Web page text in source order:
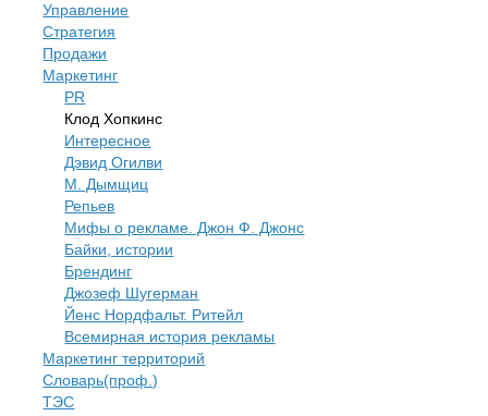
Управление
Стратегия
Продажи
Маркетинг
PR
Клод Хопкинс
Интересное
Дэвид Огилви
М. Дымщиц
Репьев
Мифы о рекламе. Джон Ф. Джонс
Байки, истории
Брендинг
Джозеф Шугерман
​Йенс Нордфальт. Ритейл
Всемирная история рекламы
Маркетинг территорий
Словарь(проф.)
ТЭС